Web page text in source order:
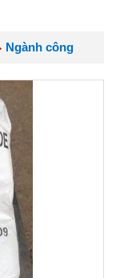
Ngành công